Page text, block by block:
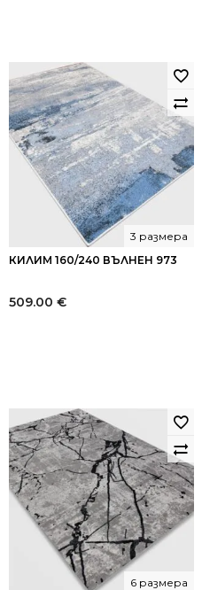
КИЛИМ 160/240 ВЪЛНЕН 973
3 размера
509.00 €
6 размера